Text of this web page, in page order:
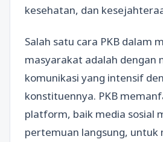
kesehatan, dan
Salah satu cara PKB dalam
masyarakat adalah dengan
komunikasi yang intensif
konstituennya. PKB
platform, baik media sosial
pertemuan langsung, untuk